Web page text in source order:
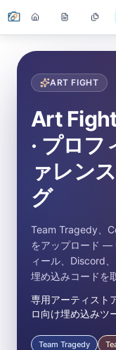
ART FIGHT
Art
· プロフ
ァレン
グ
Team Tragedy、
をアップロード —
ィール、Discord
埋め込みコードを
専用アーティスト
ロ向け埋め込みツ
Team Tragedy